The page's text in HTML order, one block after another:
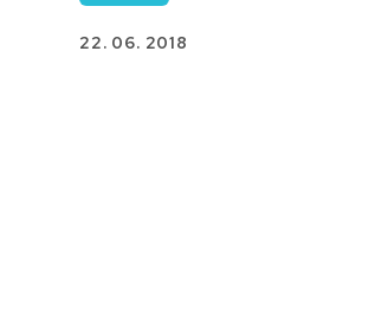
22. 06. 2018